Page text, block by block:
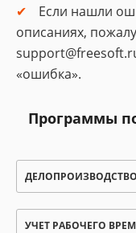
Если нашли
описаниях,
«ошибка».
Программы
ДЕЛОПРОИЗВОДСТВО
УЧЕТ РАБОЧЕГО